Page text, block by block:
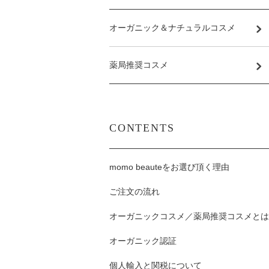
オーガニック＆ナチュラルコスメ
薬局推奨コスメ
CONTENTS
momo beauteをお選び頂く理由
ご注文の流れ
オーガニックコスメ／薬局推奨コスメとは
オーガニック認証
個人輸入と関税について